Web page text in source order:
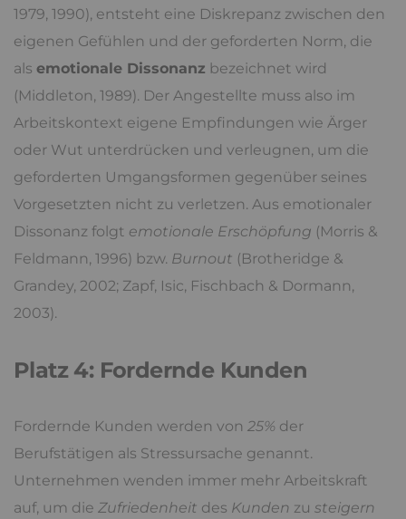
1979, 1990), entsteht eine Diskrepanz zwischen den
eigenen Gefühlen und der geforderten Norm, die
als emotionale Dissonanz bezeichnet wird
(Middleton, 1989). Der Angestellte muss also im
Arbeitskontext eigene Empfindungen wie Ärger
oder Wut unterdrücken und verleugnen, um die
geforderten Umgangsformen gegenüber seines
Vorgesetzten nicht zu verletzen. Aus emotionaler
Dissonanz folgt emotionale Erschöpfung (Morris &
Feldmann, 1996) bzw. Burnout (Brotheridge &
Grandey, 2002; Zapf, Isic, Fischbach & Dormann,
2003).
Platz 4: Fordernde Kunden
Fordernde Kunden werden von 25% der
Berufstätigen als Stressursache genannt.
Unternehmen wenden immer mehr Arbeitskraft
auf, um die Zufriedenheit des Kunden zu steigern